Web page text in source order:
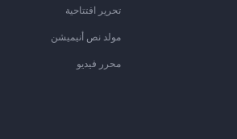
تحرير افتتاحية
مولد نص أنيميشن
محرر فيديو